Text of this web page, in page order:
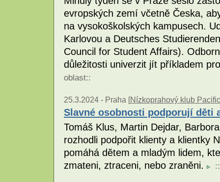
evropských zemí včetně Česka,
na vysokoškolských kampusech.
Karlovou a Deutsches
Council for Student Affairs).
důležitosti univerzit jít příkladem
oblast::
25.3.2024 - Praha [Nízkoprahový klub Pacific
Slavné osobnosti podporují děti
Tomáš Klus, Martin Dejdar,
rozhodli podpořit klienty a klientky
pomáhá dětem a mladým lidem,
zmateni, ztraceni, nebo zraněni.
::